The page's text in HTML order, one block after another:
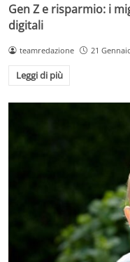
Gen Z e risparmio: i
digitali
teamredazione 21
Leggi di più